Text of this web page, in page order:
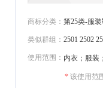
商标分类： 第25类-服
类似群组： 2501 2502
使用范围： 内衣；服装
* 该使用范